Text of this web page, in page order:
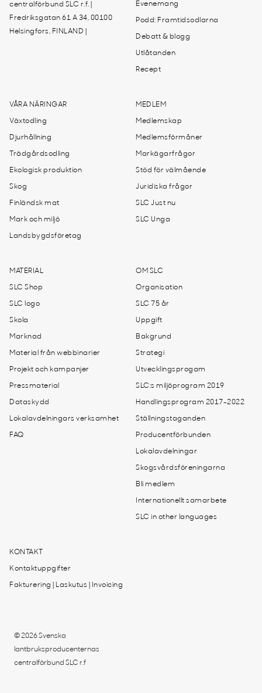
centralförbund SLC r.f. |
Fredriksgatan 61 A 34, 00100
Helsingfors, FINLAND |
Evenemang
Podd: Framtidsodlarna
Debatt & blogg
Utlåtanden
Recept
VÅRA NÄRINGAR
Växtodling
Djurhållning
Trädgårdsodling
Ekologisk produktion
Skog
Finländsk mat
Mark och miljö
Landsbygdsföretag
MEDLEM
Medlemskap
Medlemsförmåner
Markägarfrågor
Stöd för välmående
Juridiska frågor
SLC Just nu
SLC Unga
MATERIAL
SLC Shop
SLC logo
Skola
Marknad
Material från webbinarier
Projekt och kampanjer
Pressmaterial
Dataskydd
Lokalavdelningars verksamhet
FAQ
OM SLC
Organisation
SLC 75 år
Uppgift
Bakgrund
Strategi
Utvecklingsprogam
SLC:s miljöprogram 2019
Handlingsprogram 2017-2022
Ställningstaganden
Producentförbunden
Lokalavdelningar
Skogsvårdsföreningarna
Bli medlem
Internationellt samarbete
SLC in other languages
KONTAKT
Kontaktuppgifter
Fakturering | Laskutus | Invoicing
© 2026 Svenska
lantbruksproducenternas
centralförbund SLC r.f